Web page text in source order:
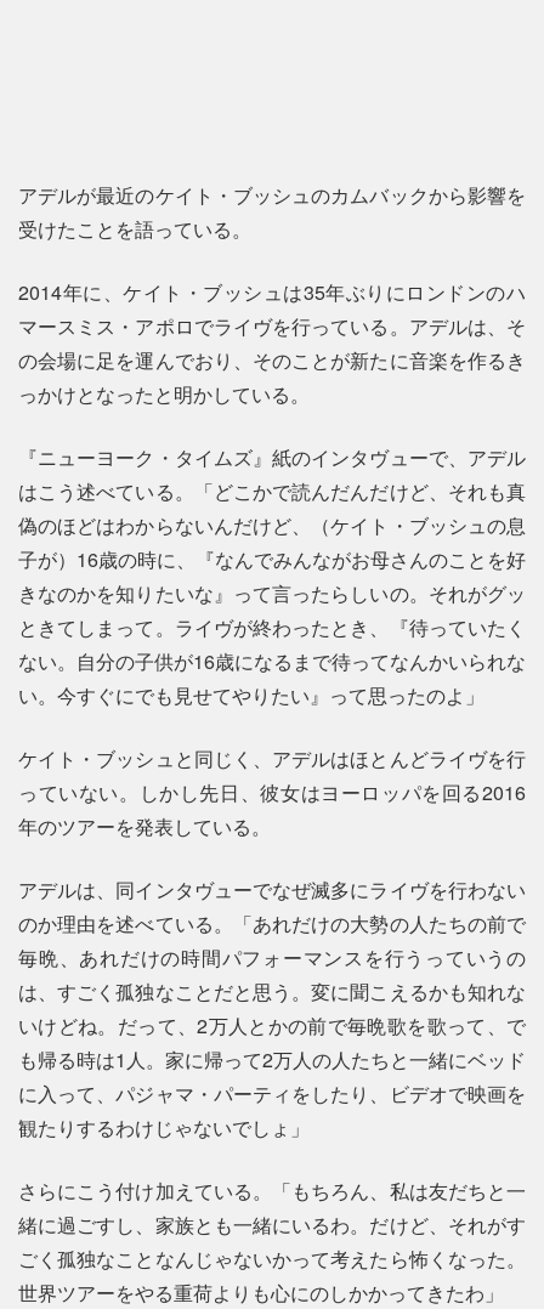
アデルが最近のケイト・ブッシュのカムバックから影響を
受けたことを語っている。
2014年に、ケイト・ブッシュは35年ぶりにロンドンのハ
マースミス・アポロでライヴを行っている。アデルは、そ
の会場に足を運んでおり、そのことが新たに音楽を作るき
っかけとなったと明かしている。
『ニューヨーク・タイムズ』紙のインタヴューで、アデル
はこう述べている。「どこかで読んだんだけど、それも真
偽のほどはわからないんだけど、（ケイト・ブッシュの息
子が）16歳の時に、『なんでみんながお母さんのことを好
きなのかを知りたいな』って言ったらしいの。それがグッ
ときてしまって。ライヴが終わったとき、『待っていたく
ない。自分の子供が16歳になるまで待ってなんかいられな
い。今すぐにでも見せてやりたい』って思ったのよ」
ケイト・ブッシュと同じく、アデルはほとんどライヴを行
っていない。しかし先日、彼女はヨーロッパを回る2016
年のツアーを発表している。
アデルは、同インタヴューでなぜ滅多にライヴを行わない
のか理由を述べている。「あれだけの大勢の人たちの前で
毎晩、あれだけの時間パフォーマンスを行うっていうの
は、すごく孤独なことだと思う。変に聞こえるかも知れな
いけどね。だって、2万人とかの前で毎晩歌を歌って、で
も帰る時は1人。家に帰って2万人の人たちと一緒にベッド
に入って、パジャマ・パーティをしたり、ビデオで映画を
観たりするわけじゃないでしょ」
さらにこう付け加えている。「もちろん、私は友だちと一
緒に過ごすし、家族とも一緒にいるわ。だけど、それがす
ごく孤独なことなんじゃないかって考えたら怖くなった。
世界ツアーをやる重荷よりも心にのしかかってきたわ」